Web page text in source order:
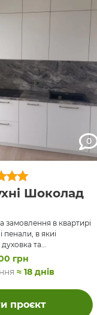
0
Шоколад
замовлення в квартирі
пенали, в якиі
та
скляна вітрина з
бо не було
меблі зі
витяжкою та
висоту до стелі і
з пласким матовим
грн
≈ 18 днів
проєкт